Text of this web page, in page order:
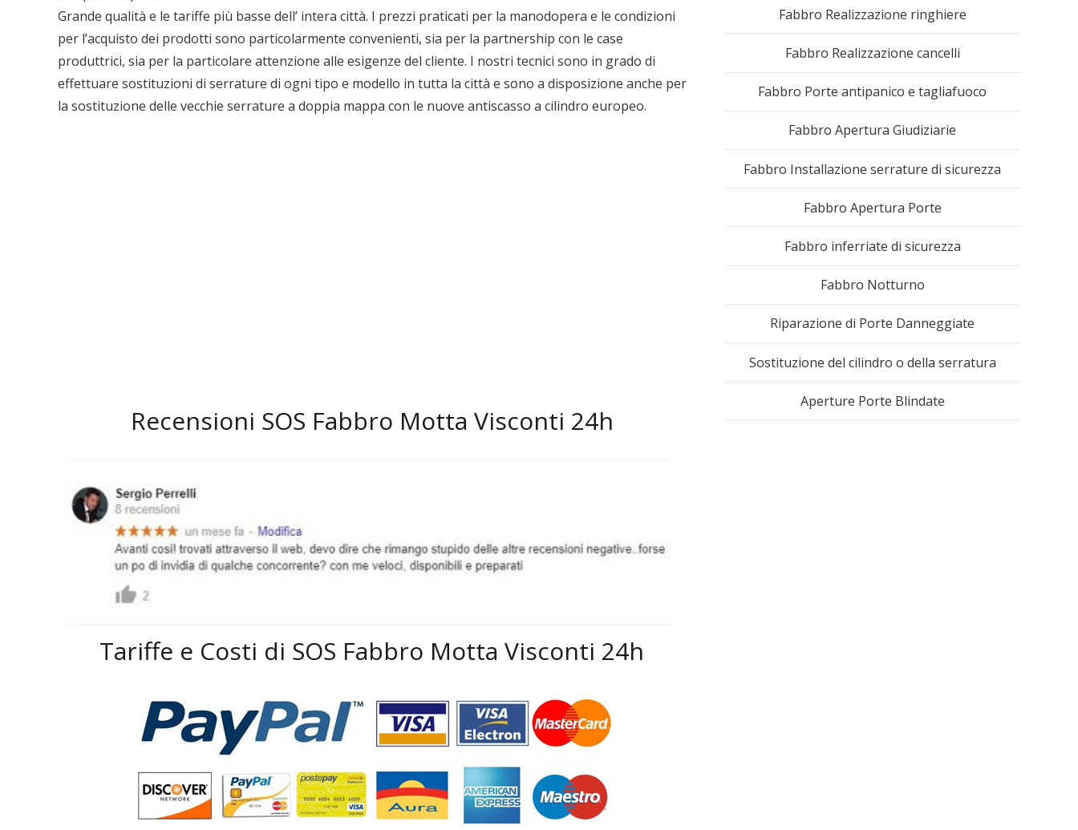
Grande qualità e le tariffe più basse dell’ intera città. I prezzi praticati per la manodopera e le condizioni
per l’acquisto dei prodotti sono particolarmente convenienti, sia per la partnership con le case
produttrici, sia per la particolare attenzione alle esigenze del cliente. I nostri tecnici sono in grado di
effettuare sostituzioni di serrature di ogni tipo e modello in tutta la città e sono a disposizione anche per
la sostituzione delle vecchie serrature a doppia mappa con le nuove antiscasso a cilindro europeo.
Recensioni SOS Fabbro Motta Visconti 24h
Tariffe e Costi di SOS Fabbro Motta Visconti 24h
Fabbro Realizzazione ringhiere
Fabbro Realizzazione cancelli
Fabbro Porte antipanico e tagliafuoco
Fabbro Apertura Giudiziarie
Fabbro Installazione serrature di sicurezza
Fabbro Apertura Porte
Fabbro inferriate di sicurezza
Fabbro Notturno
Riparazione di Porte Danneggiate
Sostituzione del cilindro o della serratura
Aperture Porte Blindate